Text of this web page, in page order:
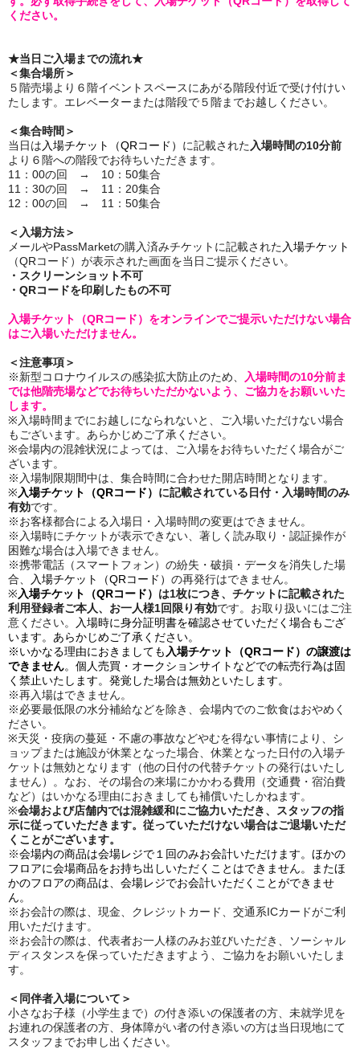
ください。
★当日ご入場までの流れ★
＜集合場所＞
５階売場より６階イベントスペースにあがる階段付近で受け付けい
たします。エレベーターまたは階段で５階までお越しください。
＜集合時間＞
当日は 入場チケット（QRコード） に記載された 入場時間の10分前
より６階への階段でお待ちいただきます。
11：00の回 → 10：50集合
11：30の回 → 11：20集合
12：00の回 → 11：50集合
＜入場方法＞
メールやPassMarketの購入済みチケットに記載された 入場チケット
（QRコード）が表示された画面を当日ご提示ください。
・スクリーンショット不可
・QRコードを印刷したもの不可
入場チケット（QRコード）をオンラインでご提示いただけない場合
はご入場いただけません。
＜注意事項＞
※新型コロナウイルスの感染拡大防止のため、
入場時間の10分前ま
では他階売場などでお待ちいただかないよう、ご協力をお願いいた
します。
※入場時間までにお越しになられないと、ご入場いただけない場合
もございます。あらかじめご了承ください。
※会場内の混雑状況によっては、ご入場をお待ちいただく場合がご
ざいます。
※入場制限期間中は、集合時間に合わせた開店時間となります。
※ 入場チケット（QRコード） に記載されている日付・入場時間のみ
有効です。
※お客様都合による入場日・入場時間の変更はできません。
※入場時にチケットが表示できない、著しく読み取り・認証操作が
困難な場合は入場できません。
※携帯電話（スマートフォン）の紛失・破損・データを消失した場
合、
入場チケット（QRコード） の再発行はできません。
※ 入場チケット（QRコード） は1枚につき、チケットに記載された
利用登録者ご本人、お一人様1回限り有効です。お取り扱いにはご注
意ください。
入場時に身分証明書を確認させていただく場合もござ
います。あらかじめご了承ください。
※いかなる理由におきましても 入場チケット（QRコード）の譲渡は
できません。個人売買・オークションサイトなどでの転売行為は固
く禁止いたします。発覚した場合は無効といたします。
※再入場はできません。
※必要最低限の水分補給などを除き、会場内でのご飲食はおやめく
ださい。
※天災・疫病の蔓延・不慮の事故などやむを得ない事情により、シ
ョップまたは施設が休業となった場合、休業となった日付の入場チ
ケットは無効となります（他の日付の代替チケットの発行はいたし
ません）。なお、その場合の来場にかかわる費用（交通費・宿泊費
など）はいかなる理由におきましても補償いたしかねます。
※会場および店舗内では混雑緩和にご協力いただき、スタッフの指
示に従っていただきます。従っていただけない場合はご退場いただ
くことがございます。
※会場内の商品は会場レジで１回のみお会計いただけます。 ほかの
フロアに会場商品をお持ち出しいただくことはできません。
またほ
かのフロアの商品は、会場レジでお会計いただくことができませ
ん。
※お会計の際は、現金、クレジットカード、交通系ICカードがご利
用いただけます。
※お会計の際は、代表者お一人様のみお並びいただき、ソーシャル
ディスタンスを保っていただきますよう、ご協力をお願いいたしま
す。
＜同伴者入場について＞
小さなお子様（小学生まで）の付き添いの保護者の方、未就学児を
お連れの保護者の方、身体障がい者の付き添いの方は当日現地にて
スタッフまでお申し出ください。